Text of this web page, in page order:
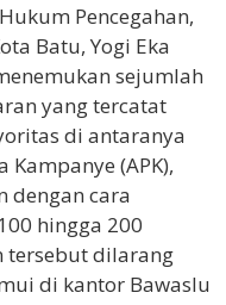
Pencegahan,
Batu, Yogi Eka
sejumlah
yang tercatat
di antaranya
(APK),
dengan cara
hingga 200
tersebut dilarang
di kantor Bawaslu